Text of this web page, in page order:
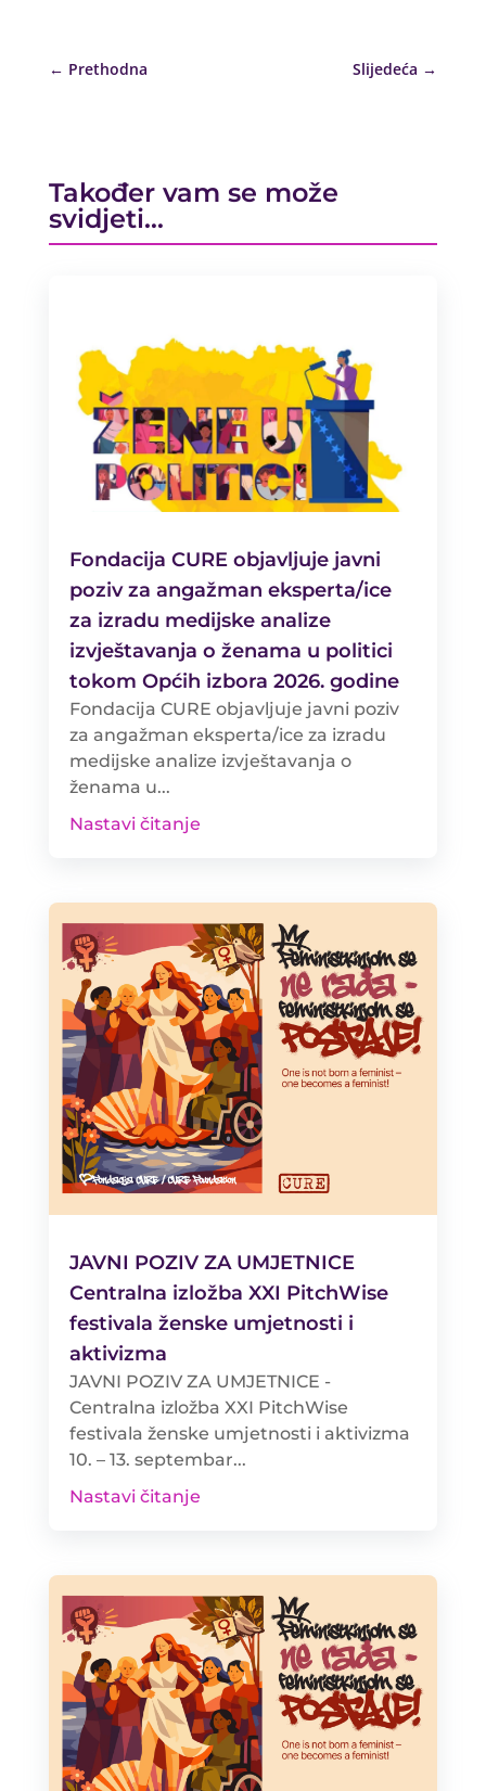
← Prethodna Slijedeća →
Također vam se može
svidjeti…
Fondacija CURE objavljuje javni
poziv za angažman eksperta/ice
za izradu medijske analize
izvještavanja o ženama u politici
tokom Općih izbora 2026. godine
Fondacija CURE objavljuje javni poziv
za angažman eksperta/ice za izradu
medijske analize izvještavanja o
ženama u...
Nastavi čitanje
JAVNI POZIV ZA UMJETNICE
Centralna izložba XXI PitchWise
festivala ženske umjetnosti i
aktivizma
JAVNI POZIV ZA UMJETNICE -
Centralna izložba XXI PitchWise
festivala ženske umjetnosti i aktivizma
10. – 13. septembar...
Nastavi čitanje